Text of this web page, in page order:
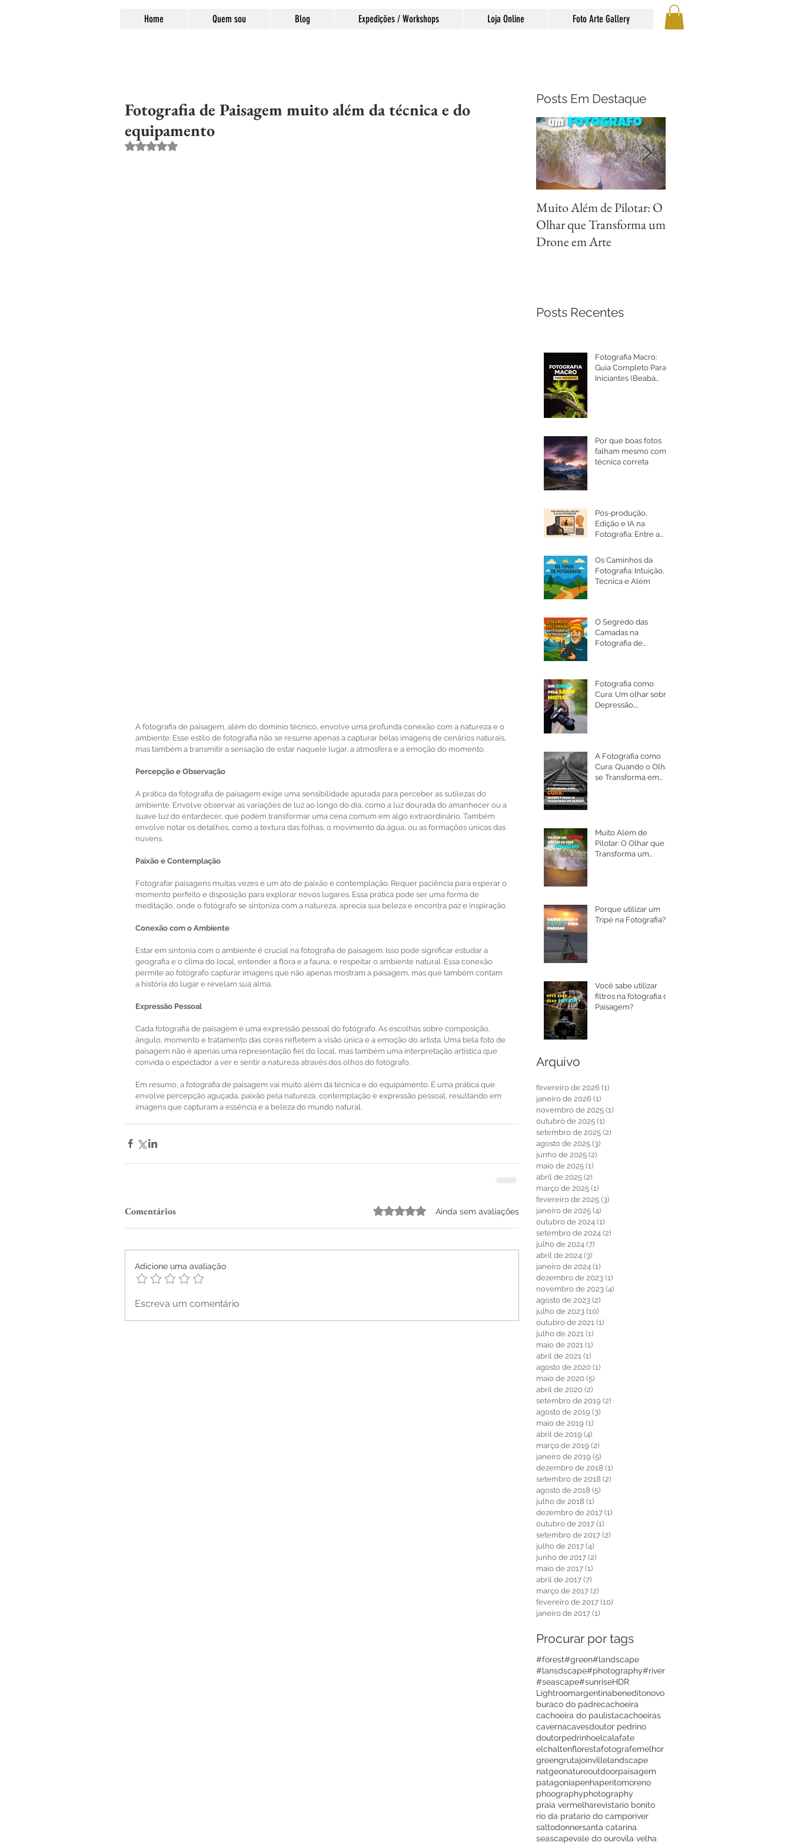
Home Quem sou Blog Expedições / Workshops Loja Online Foto Arte Gallery
Fotografia de Paisagem muito além da técnica e do
equipamento
Avaliado com NaN de 5 estrelas.
A fotografia de paisagem, além do domínio técnico, envolve uma profunda conexão com a natureza e o
ambiente. Esse estilo de fotografia não se resume apenas a capturar belas imagens de cenários naturais,
mas também a transmitir a sensação de estar naquele lugar, a atmosfera e a emoção do momento.
Percepção e Observação
A prática da fotografia de paisagem exige uma sensibilidade apurada para perceber as sutilezas do
ambiente. Envolve observar as variações de luz ao longo do dia, como a luz dourada do amanhecer ou a
suave luz do entardecer, que podem transformar uma cena comum em algo extraordinário. Também
envolve notar os detalhes, como a textura das folhas, o movimento da água, ou as formações únicas das
nuvens.
Paixão e Contemplação
Fotografar paisagens muitas vezes é um ato de paixão e contemplação. Requer paciência para esperar o
momento perfeito e disposição para explorar novos lugares. Essa prática pode ser uma forma de
meditação, onde o fotógrafo se sintoniza com a natureza, aprecia sua beleza e encontra paz e inspiração.
Conexão com o Ambiente
Estar em sintonia com o ambiente é crucial na fotografia de paisagem. Isso pode significar estudar a
geografia e o clima do local, entender a flora e a fauna, e respeitar o ambiente natural. Essa conexão
permite ao fotógrafo capturar imagens que não apenas mostram a paisagem, mas que também contam
a história do lugar e revelam sua alma.
Expressão Pessoal
Cada fotografia de paisagem é uma expressão pessoal do fotógrafo. As escolhas sobre composição,
ângulo, momento e tratamento das cores refletem a visão única e a emoção do artista. Uma bela foto de
paisagem não é apenas uma representação fiel do local, mas também uma interpretação artística que
convida o espectador a ver e sentir a natureza através dos olhos do fotógrafo.
Em resumo, a fotografia de paisagem vai muito além da técnica e do equipamento. É uma prática que
envolve percepção aguçada, paixão pela natureza, contemplação e expressão pessoal, resultando em
imagens que capturam a essência e a beleza do mundo natural.
Comentários Avaliado com 0 de 5 estrelas.Ainda sem avaliações
Adicione uma avaliação
Escreva um comentário
Posts Em Destaque
Muito Além de Pilotar: O
Olhar que Transforma um
Drone em Arte
Posts Recentes
Fotografia Macro:
Guia Completo Para
Iniciantes (Beabá
Por que boas fotos
falham mesmo com
técnica correta
Pós-produção,
Edição e IA na
Fotografia: Entre a
Intenção
Os Caminhos da
Fotografia: Intuição,
Técnica e Além
O Segredo das
Camadas na
Fotografia de
Fotografia como
Cura: Um olhar sobre
Depressão,
A Fotografia como
Cura: Quando o Olhar
se Transforma em
Muito Além de
Pilotar: O Olhar que
Transforma um
Porque utilizar um
Tripé na Fotografia?
Você sabe utilizar
filtros na fotografia de
Paisagem?
Arquivo
fevereiro de 2026 (1)
janeiro de 2026 (1)
novembro de 2025 (1)
outubro de 2025 (1)
setembro de 2025 (2)
agosto de 2025 (3)
junho de 2025 (2)
maio de 2025 (1)
abril de 2025 (2)
março de 2025 (1)
fevereiro de 2025 (3)
janeiro de 2025 (4)
outubro de 2024 (1)
setembro de 2024 (2)
julho de 2024 (7)
abril de 2024 (3)
janeiro de 2024 (1)
dezembro de 2023 (1)
novembro de 2023 (4)
agosto de 2023 (2)
julho de 2023 (10)
outubro de 2021 (1)
julho de 2021 (1)
maio de 2021 (1)
abril de 2021 (1)
agosto de 2020 (1)
maio de 2020 (5)
abril de 2020 (2)
setembro de 2019 (2)
agosto de 2019 (3)
maio de 2019 (1)
abril de 2019 (4)
março de 2019 (2)
janeiro de 2019 (5)
dezembro de 2018 (1)
setembro de 2018 (2)
agosto de 2018 (5)
julho de 2018 (1)
dezembro de 2017 (1)
outubro de 2017 (1)
setembro de 2017 (2)
julho de 2017 (4)
junho de 2017 (2)
maio de 2017 (1)
abril de 2017 (7)
março de 2017 (2)
fevereiro de 2017 (10)
janeiro de 2017 (1)
Procurar por tags
#forest#green#landscape
#lansdscape#photography#river
#seascape#sunriseHDR
Lightroomargentinabeneditonovo
buraco do padrecachoeira
cachoeira do paulistacachoeiras
cavernacavesdoutor pedrino
doutorpedrinhoelcalafate
elchaltenflorestafotografemelhor
greengrutajoinvillelandscape
natgeonatureoutdoorpaisagem
patagoniapenhaperitomoreno
phoographyphotography
praia vermelharevistario bonito
rio da pratario do camporiver
saltodonnersanta catarina
seascapevale do ourovila velha